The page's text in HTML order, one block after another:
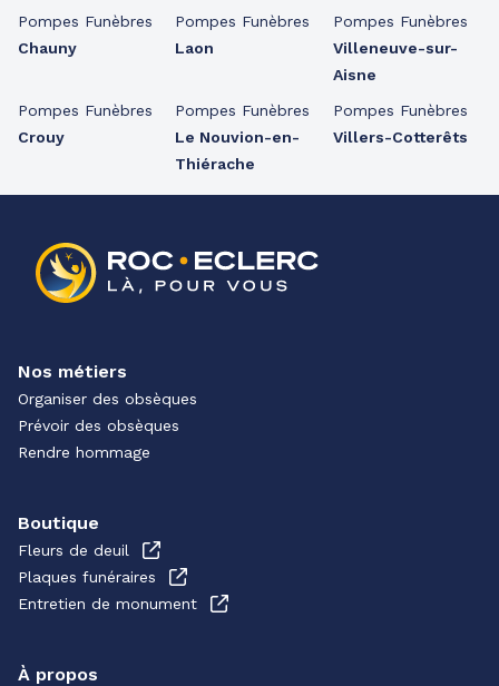
Pompes Funèbres
Chauny
Pompes Funèbres
Crouy
Pompes Funèbres
Laon
Pompes Funèbres
Le Nouvion-en-
Thiérache
Pompes Funèbres
Villeneuve-sur-
Aisne
Pompes Funèbres
Villers-Cotterêts
Nos métiers
Organiser des obsèques
Prévoir des obsèques
Rendre hommage
Boutique
Fleurs de deuil
Plaques funéraires
Entretien de monument
À propos